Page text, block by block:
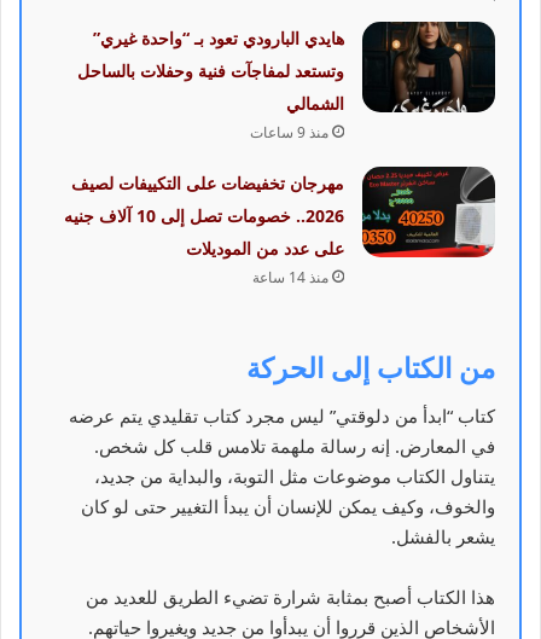
هايدي البارودي تعود بـ “واحدة غيري”
وتستعد لمفاجآت فنية وحفلات بالساحل
الشمالي
منذ 9 ساعات
مهرجان تخفيضات على التكييفات لصيف
2026.. خصومات تصل إلى 10 آلاف جنيه
على عدد من الموديلات
منذ 14 ساعة
من الكتاب إلى الحركة
كتاب “ابدأ من دلوقتي” ليس مجرد كتاب تقليدي يتم عرضه
في المعارض. إنه رسالة ملهمة تلامس قلب كل شخص.
يتناول الكتاب موضوعات مثل التوبة، والبداية من جديد،
والخوف، وكيف يمكن للإنسان أن يبدأ التغيير حتى لو كان
يشعر بالفشل.
هذا الكتاب أصبح بمثابة شرارة تضيء الطريق للعديد من
الأشخاص الذين قرروا أن يبدأوا من جديد ويغيروا حياتهم.